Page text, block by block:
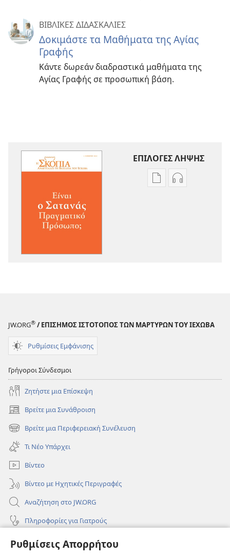
Ρυθμίσεις Απορρήτου
ΒΙΒΛΙΚΕΣ ΔΙΔΑΣΚΑΛΙΕΣ
Δοκιμάστε τα Μαθήματα της Αγίας
Γραφής
Κάντε δωρεάν διαδραστικά μαθήματα της
Αγίας Γραφής σε προσωπική βάση.
ΕΠΙΛΟΓΕΣ ΛΗΨΗΣ
ΕπιλογέςΕπιλογές
JW.ORG® / ΕΠΙΣΗΜΟΣ ΙΣΤΟΤΟΠΟΣ ΤΩΝ ΜΑΡΤΥΡΩΝ ΤΟΥ ΙΕΧΩΒΑ
Ρυθμίσεις Εμφάνισης
Γρήγοροι Σύνδεσμοι
Ζητήστε μια Επίσκεψη
Βρείτε μια Συνάθροιση
(ανοίγει
νέο
παράθυρο)
Βρείτε μια Περιφερειακή Συνέλευση
(ανοίγει
νέο
παράθυρο)
Τι Νέο Υπάρχει
Βίντεο
Βίντεο με Ηχητικές Περιγραφές
Αναζήτηση στο JW.ORG
Πληροφορίες για Γιατρούς
Πληροφορίες για Επίσημους Φορείς και ΜΜΕ